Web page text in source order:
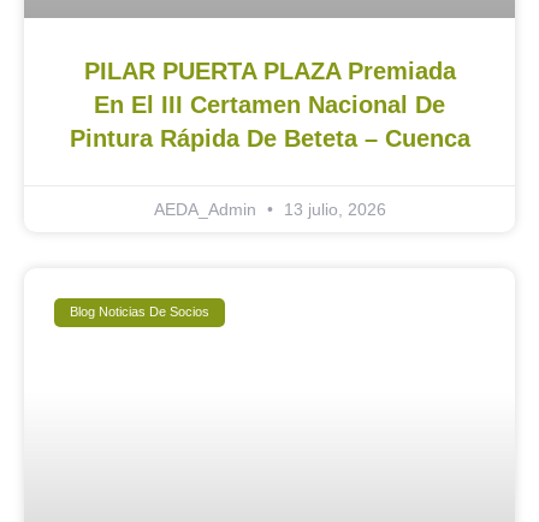
PILAR PUERTA PLAZA Premiada
En El III Certamen Nacional De
Pintura Rápida De Beteta – Cuenca
AEDA_Admin 13 julio, 2026
Blog Noticias De Socios